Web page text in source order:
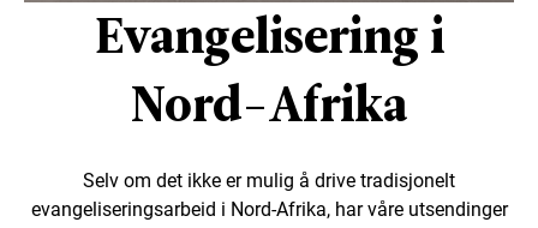
Evangelisering i
Nord-Afrika
Selv om det ikke er mulig å drive tradisjonelt
evangeliseringsarbeid i Nord-Afrika, har våre utsendinger